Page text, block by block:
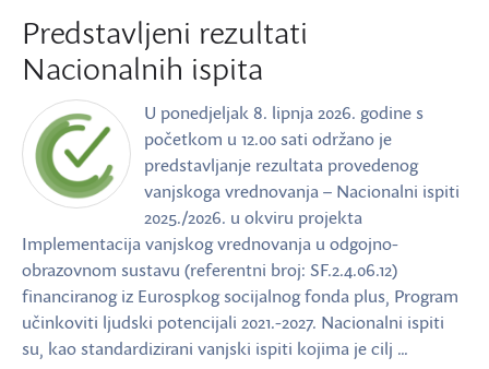
Predstavljeni rezultati
Nacionalnih ispita
U ponedjeljak 8. lipnja 2026. godine s
početkom u 12.00 sati održano je
predstavljanje rezultata provedenog
vanjskoga vrednovanja – Nacionalni ispiti
2025./2026. u okviru projekta
Implementacija vanjskog vrednovanja u odgojno-
obrazovnom sustavu (referentni broj: SF.2.4.06.12)
financiranog iz Eurospkog socijalnog fonda plus, Program
učinkoviti ljudski potencijali 2021.-2027. Nacionalni ispiti
su, kao standardizirani vanjski ispiti kojima je cilj …